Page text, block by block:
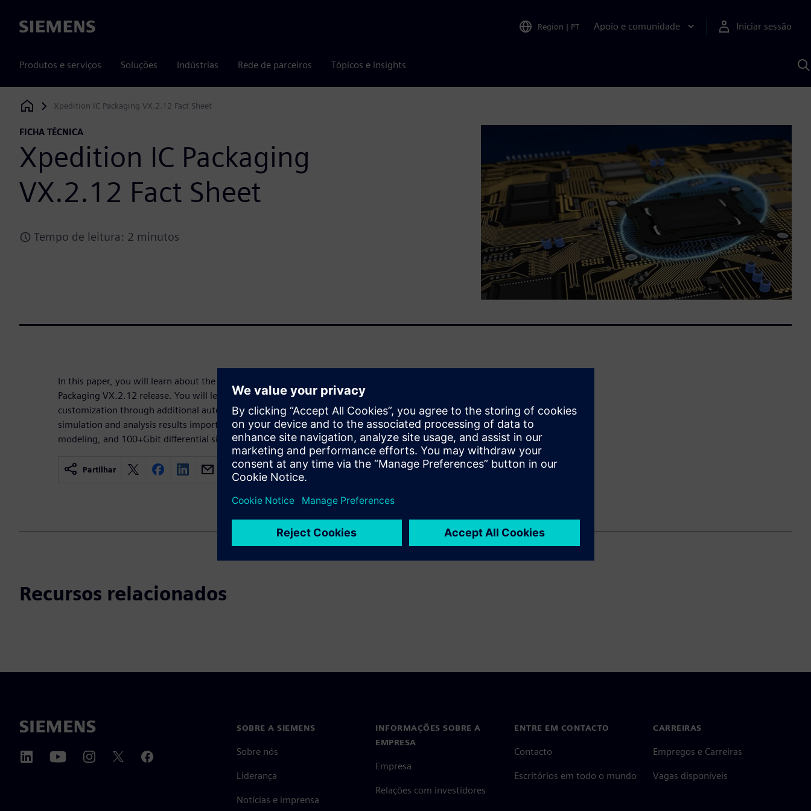
Siemens Region | PT Apoio e comunidade Iniciar sessão
Produtos e serviços Soluções Indústrias Rede de parceiros Tópicos e insights
Siemens Digital Industries Software
Xpedition IC Packaging VX.2.12 Fact Sheet
FICHA TÉCNICA
Xpedition IC Packaging
VX.2.12 Fact Sheet
Tempo de leitura: 2 minutos
In this paper, you will learn about the key capabilities in the Xpedition IC
Packaging VX.2.12 release. You will learn about greater workflow
customization through additional automation, optimized ground return paths,
simulation and analysis results import, ASIC/chiplet/interposer connectivity
modeling, and 100+Gbit differential signal performance.
Partilhar
Recursos relacionados
SOBRE A SIEMENS
Sobre nós
Liderança
Notícias e imprensa
INFORMAÇÕES SOBRE A
EMPRESA
Empresa
Relações com investidores
ENTRE EM CONTACTO
Contacto
Escritórios em todo o mundo
CARREIRAS
Empregos e Carreiras
Vagas disponíveis